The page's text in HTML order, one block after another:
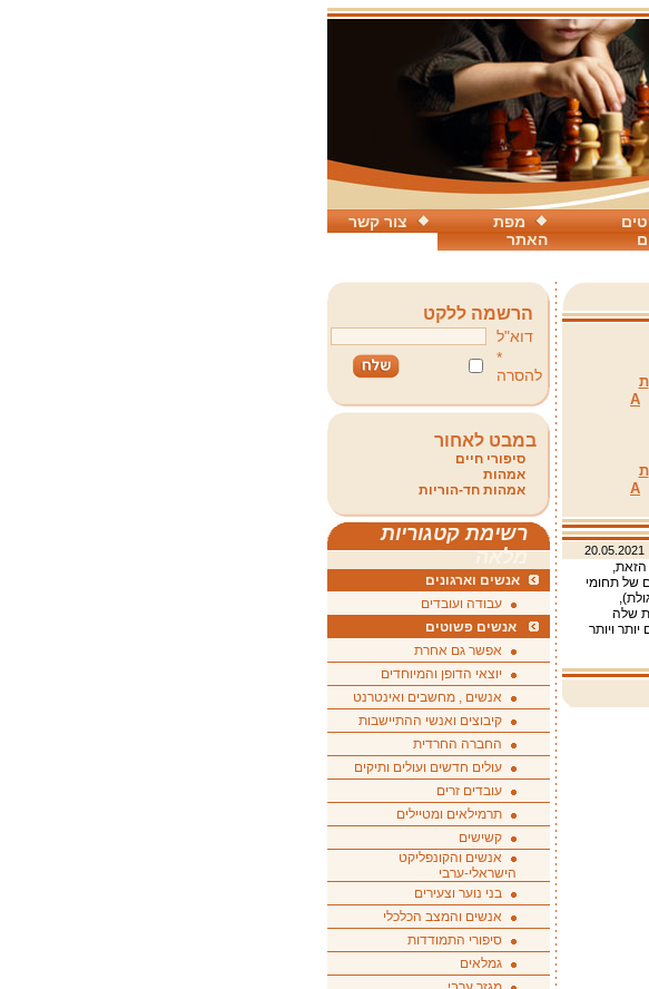
צור קשר
מפת
האתר
ת
A
ת
A
20.05.2021
הזאת,
בבד עם פריחתם של תחומי
שלה
יותר ויותר
הרשמה ללקט
דוא"ל
*
להסרה
במבט לאחור
סיפורי חיים
אמהות
אמהות חד-הוריות
רשימת קטגוריות
מלאה
אנשים וארגונים
עבודה ועובדים
אנשים פשוטים
אפשר גם אחרת
יוצאי הדופן והמיוחדים
אנשים , מחשבים ואינטרנט
קיבוצים ואנשי ההתיישבות
החברה החרדית
עולים חדשים ועולים ותיקים
עובדים זרים
תרמילאים ומטיילים
קשישים
אנשים והקונפליקט
הישראלי-ערבי
בני נוער וצעירים
אנשים והמצב הכלכלי
סיפורי התמודדות
גמלאים